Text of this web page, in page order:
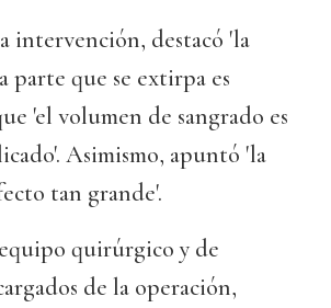
intervención, destacó 'la
que se extirpa es
'el volumen de sangrado es
Asimismo, apuntó 'la
tan grande'.
quirúrgico y de
de la operación,